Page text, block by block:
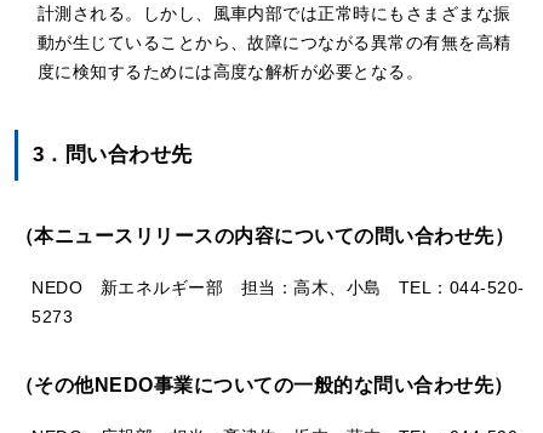
計測される。しかし、風車内部では正常時にもさまざまな振
動が生じていることから、故障につながる異常の有無を高精
度に検知するためには高度な解析が必要となる。
3．問い合わせ先
（本ニュースリリースの内容についての問い合わせ先）
NEDO 新エネルギー部 担当：高木、小島 TEL：044-520-
5273
（その他NEDO事業についての一般的な問い合わせ先）